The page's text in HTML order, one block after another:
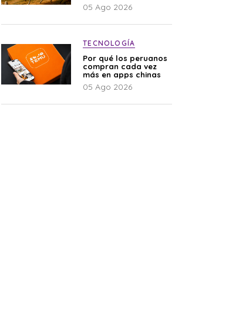
05 Ago 2026
TECNOLOGÍA
Por qué los peruanos
compran cada vez
más en apps chinas
05 Ago 2026